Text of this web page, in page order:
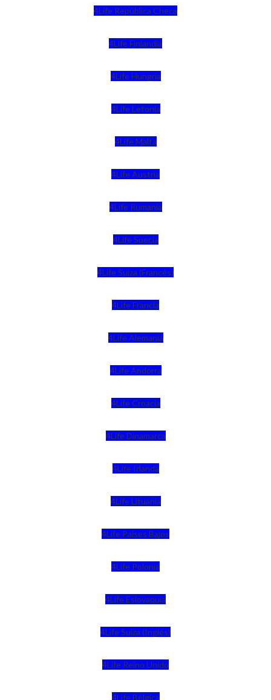
4Life República Checa
4Life Finlandia
4Life Hungria
4Life Letonia
4Life Malta
4Life Austria
4Life Rumania
4Life Suecia
4Life Suiza (Francés)
4Life Francia
4Life Alemania
4Life Andorra
4Life Croacia
4Life Dinamarca
4Life Irlanda
4Life Lituania
4Life Paises Bajos
4Life Polonia
4Life Eslovaquia
4Life Suiza (Inglés)
4Life Reino Unido
4Life Bélgica